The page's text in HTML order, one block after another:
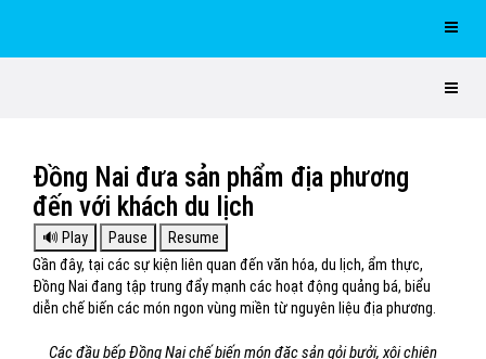
Đồng Nai đưa sản phẩm địa phương
đến với khách du lịch
Gần đây, tại các sự kiện liên quan đến văn hóa, du lịch, ẩm thực,
Ðồng Nai đang tập trung đẩy mạnh các hoạt động quảng bá, biểu
diễn chế biến các món ngon vùng miền từ nguyên liệu địa phương.
Các đầu bếp Đồng Nai chế biến món đặc sản gỏi bưởi, xôi chiên